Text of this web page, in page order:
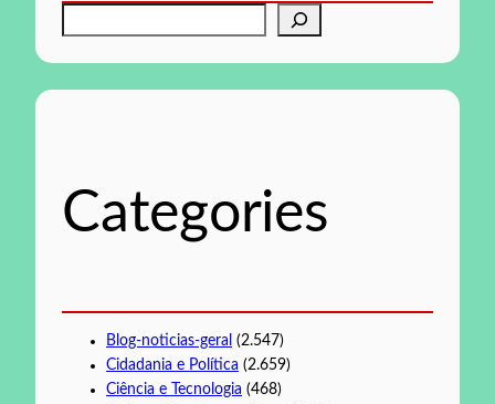
aCategories
Blog-noticias-geral (2.547)
Cidadania e Política (2.659)
Ciência e Tecnologia (468)